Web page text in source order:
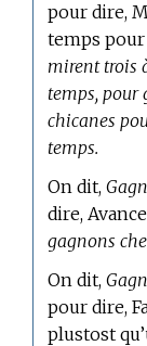
pour dire,
temps
mirent trois
temps,
chicanes
temps.
On dit,
dire,
gagnons
On dit,
pour dire,
plustost